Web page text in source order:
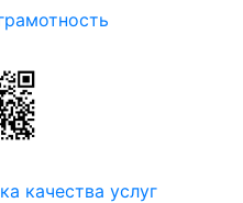
качества услуг